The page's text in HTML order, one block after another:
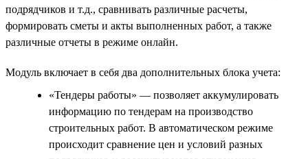
подрядчиков и т.д., сравнивать различные расчеты,
формировать сметы и акты выполненных работ, а также
различные отчеты в режиме онлайн.
Модуль включает в себя два дополнительных блока учета:
«Тендеры работы» — позволяет аккумулировать
информацию по тендерам на производство
строительных работ. В автоматическом режиме
происходит сравнение цен и условий разных